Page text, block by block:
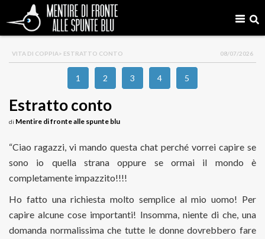
VITA DI COPPIA> ESTRATTO CONTO 08/07/2026
1 2 3 4 5
Estratto conto
di Mentire di fronte alle spunte blu
“Ciao ragazzi, vi mando questa chat perché vorrei capire se
sono io quella strana oppure se ormai il mondo è
completamente impazzito!!!!
Ho fatto una richiesta molto semplice al mio uomo! Per
capire alcune cose importanti! Insomma, niente di che, una
domanda normalissima che tutte le donne dovrebbero fare